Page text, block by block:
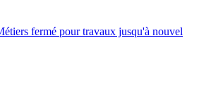
fermé pour travaux jusqu'à nouvel